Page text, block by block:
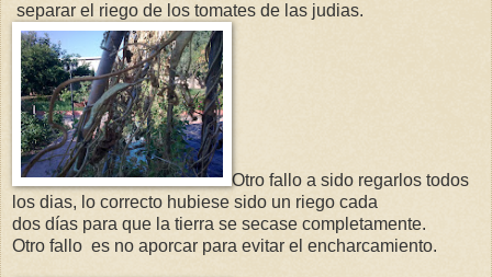
separar el riego de los tomates de las judias.
Otro fallo a sido regarlos todos
los dias, lo correcto hubiese sido un riego cada
dos días para que la tierra se secase completamente.
Otro fallo es no aporcar para evitar el encharcamiento.